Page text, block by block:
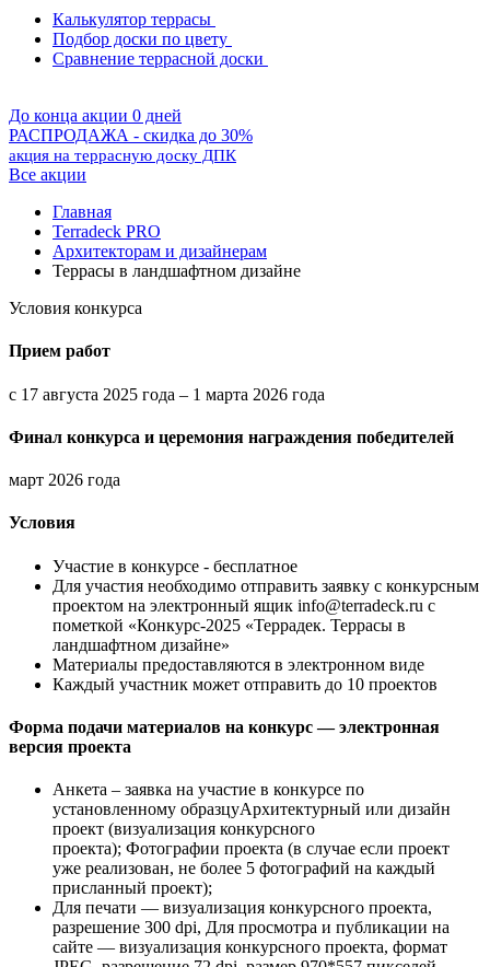
Калькулятор террасы
Подбор доски по цвету
Сравнение террасной доски
До конца акции 0 дней
РАСПРОДАЖА - скидка до 30%
акция на террасную доску ДПК
Все акции
Главная
Terradeck PRO
Архитекторам и дизайнерам
Террасы в ландшафтном дизайне
Условия конкурса
Прием работ
с 17 августа 2025 года – 1 марта 2026 года
Финал конкурса и церемония награждения победителей
март 2026 года
Условия
Участие в конкурсе - бесплатное
Для участия необходимо отправить заявку с конкурсным
проектом на электронный ящик info@terradeck.ru с
пометкой «Конкурс-2025 «Террадек. Террасы в
ландшафтном дизайне»
Материалы предоставляются в электронном виде
Каждый участник может отправить до 10 проектов
Форма подачи материалов на конкурс — электронная
версия проекта
Анкета – заявка на участие в конкурсе по
установленному образцуАрхитектурный или дизайн
проект (визуализация конкурсного
проекта); Фотографии проекта (в случае если проект
уже реализован, не более 5 фотографий на каждый
присланный проект);
Для печати — визуализация конкурсного проекта,
разрешение 300 dpi, Для просмотра и публикации на
сайте — визуализация конкурсного проекта, формат